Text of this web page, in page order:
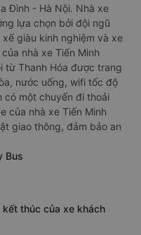
Đình - Hà Nội. Nhà xe
lựa chọn bởi đội ngũ
giàu kinh nghiệm và xe
nhà xe Tiến Minh
từ Thanh Hóa được trang
nước uống, wifi tốc độ
có một chuyến đi thoải
của nhà xe Tiến Minh
giao thông, đảm bảo an
Bus
thúc của xe khách